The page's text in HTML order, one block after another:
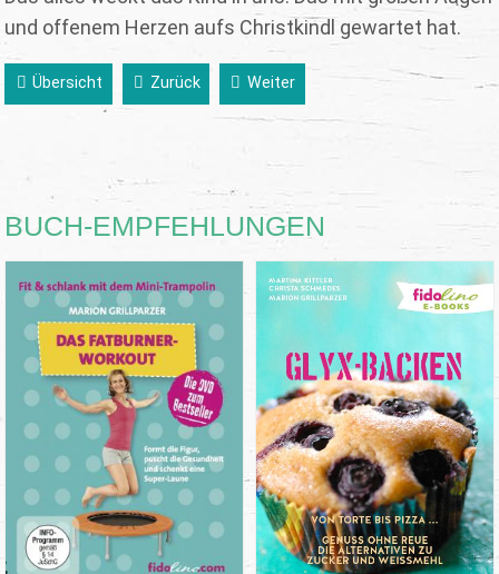
und offenem Herzen aufs Christkindl gewartet hat.
Übersicht Zurück Weiter
BUCH-EMPFEHLUNGEN